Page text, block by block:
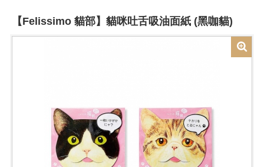
【Felissimo 貓部】貓咪吐舌吸油面紙 (黑咖貓)